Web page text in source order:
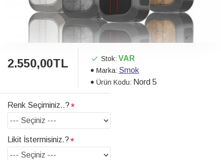
2.550,00TL Stok: VAR
Marka: Smok
Ürün Kodu: Nord 5
Renk Seçiminiz..?
Likit İstermisiniz.?